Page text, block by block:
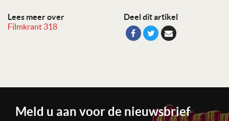
Lees meer over
Filmkrant 318
Deel dit artikel
Meld u aan voor de nieuwsbrief